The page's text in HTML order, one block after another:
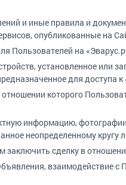
и иные правила и
опубликованные на
Пользователей на
установленное или
для доступа к
которого
информацию,
неопределенному кругу
сделку в
взаимодействие с